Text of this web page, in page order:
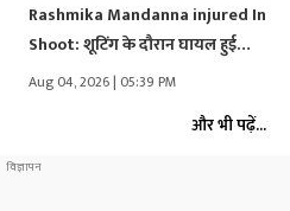
Rashmika Mandanna injured In
Shoot: शूटिंग के दौरान घायल हुई…
Aug 04, 2026 | 05:39 PM
और भी पढ़ें...